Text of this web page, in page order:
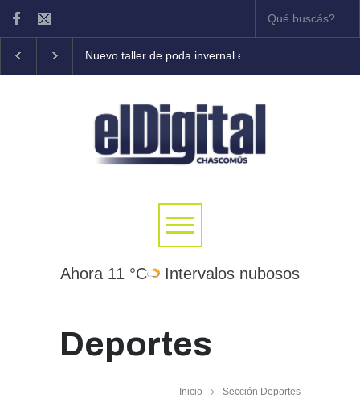
Nuevo taller de poda invernal en frutales
Ahora 11 °C Intervalos nubosos
Deportes
Inicio Sección Deportes